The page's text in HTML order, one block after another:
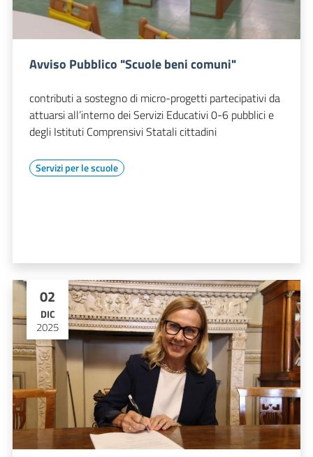
Avviso Pubblico "Scuole beni comuni"
contributi a sostegno di micro-progetti partecipativi da
attuarsi all’interno dei Servizi Educativi 0-6 pubblici e
degli Istituti Comprensivi Statali cittadini
Servizi per le scuole
02
DIC
2025